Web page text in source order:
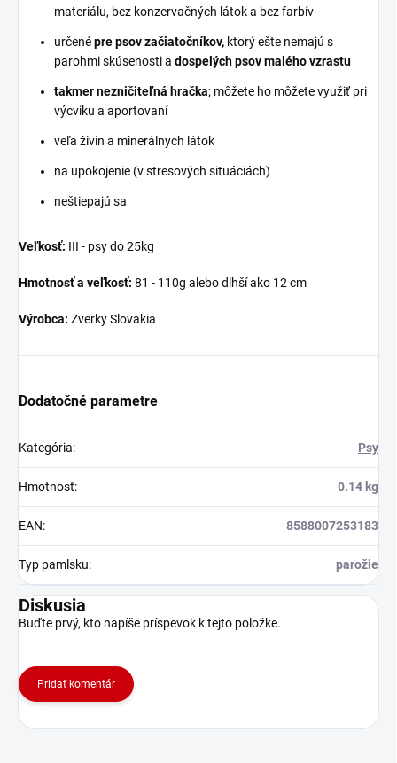
materiálu, bez konzervačných látok a bez farbív
určenépre psov začiatočníkov, ktorý ešte nemajú s
parohmi skúsenosti a dospelých psov malého vzrastu
takmer nezničiteľná hračka; môžete ho môžete využiť pri
výcviku a aportovaní
veľa živín a minerálnych látok
na upokojenie (v stresových situáciách)
neštiepajú sa
Veľkosť: III - psy do 25kg
Hmotnosť a veľkosť: 81 - 110g alebo dlhší ako 12 cm
Výrobca: Zverky Slovakia
Dodatočné parametre
Kategória: Psy
Hmotnosť: 0.14 kg
EAN: 8588007253183
Typ pamlsku: parožie
Diskusia
Buďte prvý, kto napíše príspevok k tejto položke.
Pridať komentár